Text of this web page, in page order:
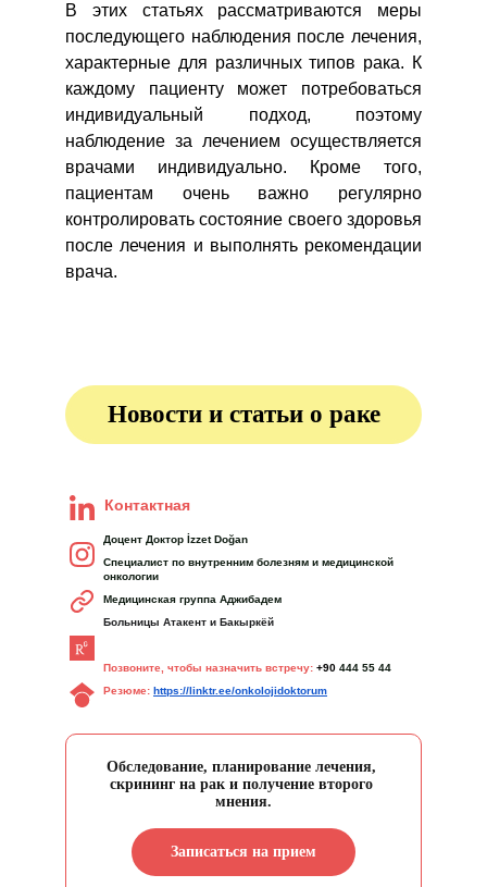
В этих статьях рассматриваются меры
последующего наблюдения после лечения,
характерные для различных типов рака. К
каждому пациенту может потребоваться
индивидуальный подход, поэтому
наблюдение за лечением осуществляется
врачами индивидуально. Кроме того,
пациентам очень важно регулярно
контролировать состояние своего здоровья
после лечения и выполнять рекомендации
врача.
Новости и статьи о раке
Контактная
Доцент Доктор İzzet Doğan
Специалист по внутренним болезням и медицинской
онкологии
Медицинская группа Аджибадем
Больницы Атакент и Бакыркёй
Позвоните, чтобы назначить встречу: +90 444 55 44
Резюме: https://linktr.ee/onkolojidoktorum
Обследование, планирование лечения,
скрининг на рак и получение второго
мнения.
Записаться на прием